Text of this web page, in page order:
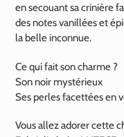
en secouant sa crinière
des notes vanillées et
la belle inconnue.
Ce qui fait son charme ?
Son noir mystérieux
Ses perles facettées en
Vous allez adorer cette